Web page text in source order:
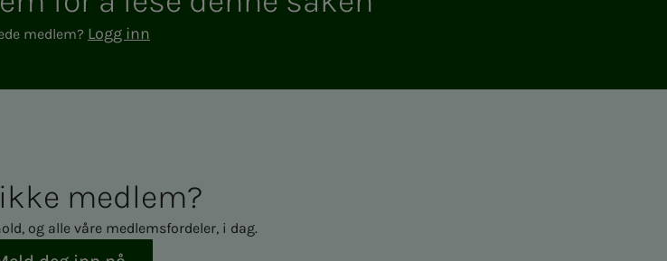
medlem? Logg inn
med­­­­­lem?
og alle våre medlemsfordeler, i dag.